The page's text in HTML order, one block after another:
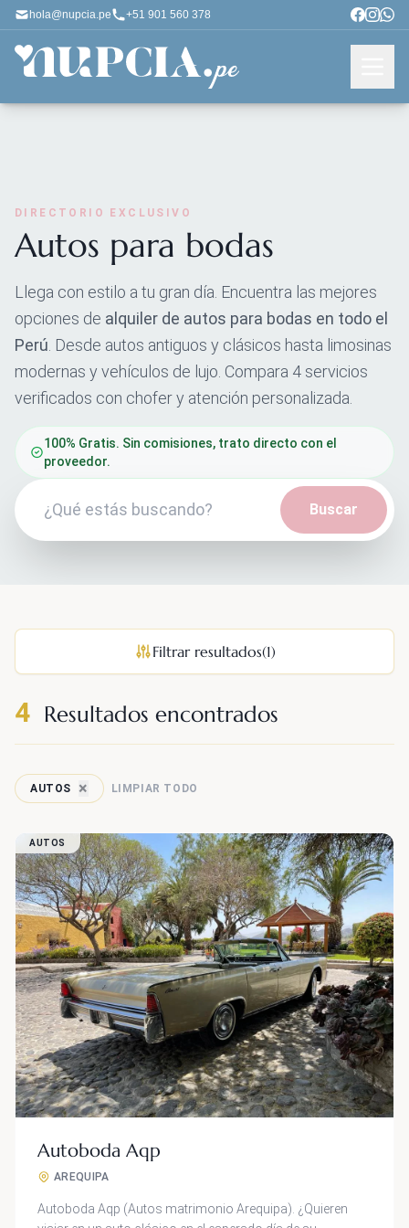
hola@nupcia.pe +51 901 560 378
DIRECTORIO EXCLUSIVO
Autos para bodas
Llega con estilo a tu gran día. Encuentra las mejores
opciones de alquiler de autos para bodas en todo el
Perú . Desde autos antiguos y clásicos hasta limosinas
modernas y vehículos de lujo. Compara 4 servicios
verificados con chofer y atención personalizada.
100% Gratis. Sin comisiones, trato directo con el
proveedor.
Buscar
Filtrar resultados(1)
4 Resultados encontrados
AUTOS × LIMPIAR TODO
AUTOS
Autoboda Aqp
AREQUIPA
Autoboda Aqp (Autos matrimonio Arequipa). ¿Quieren